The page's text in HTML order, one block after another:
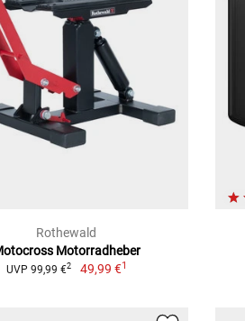
Rothewald
Motorradheber
UVP 99,99 €2 49,99 €1